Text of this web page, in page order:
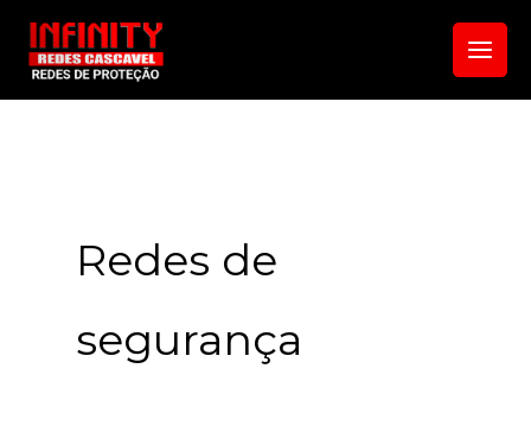
para
Redes de
segurança